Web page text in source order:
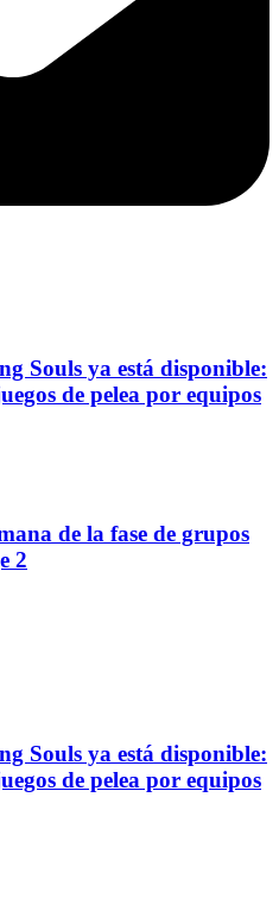
Souls ya está disponible:
de pelea por equipos
de la fase de grupos
2
Souls ya está disponible:
de pelea por equipos